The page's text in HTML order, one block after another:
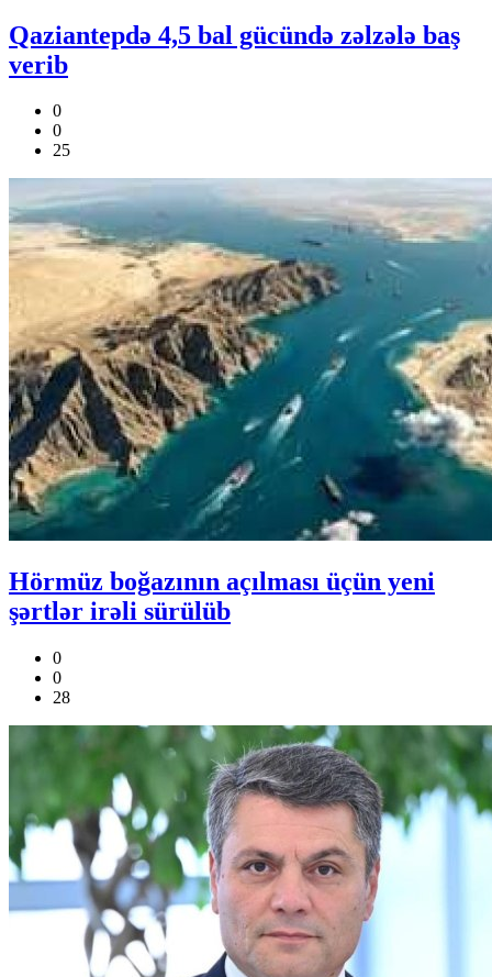
Qaziantepdə 4,5 bal gücündə zəlzələ baş
verib
0
0
25
Hörmüz boğazının açılması üçün yeni
şərtlər irəli sürülüb
0
0
28